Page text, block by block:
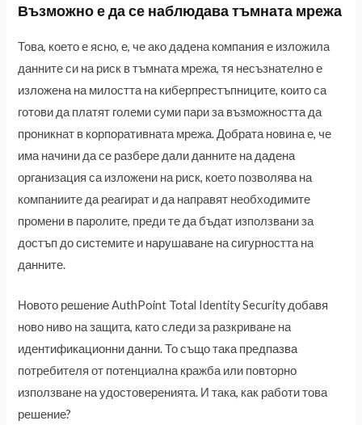
Възможно е да се наблюдава тъмната мрежа
Това, което е ясно, е, че ако дадена компания е изложила
данните си на риск в тъмната мрежа, тя несъзнателно е
изложена на милостта на киберпрестъпниците, които са
готови да платят големи суми пари за възможността да
проникнат в корпоративната мрежа. Добрата новина е, че
има начини да се разбере дали данните на дадена
организация са изложени на риск, което позволява на
компаниите да реагират и да направят необходимите
промени в паролите, преди те да бъдат използвани за
достъп до системите и нарушаване на сигурността на
данните.
Новото решение AuthPoint Total Identity Security добавя
ново ниво на защита, като следи за разкриване на
идентификационни данни. То също така предпазва
потребителя от потенциална кражба или повторно
използване на удостоверенията. И така, как работи това
решение?